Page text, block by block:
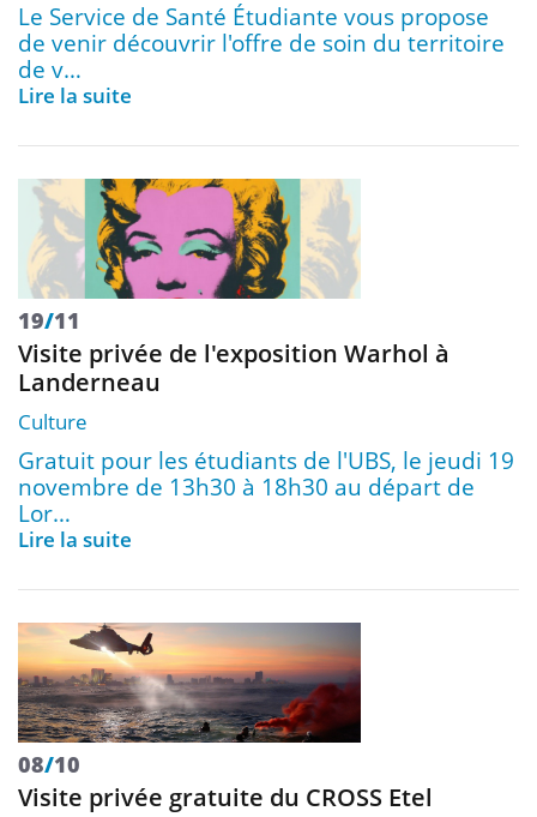
Le Service de Santé Étudiante vous propose
de venir découvrir l'offre de soin du territoire
de v…
Lire la suite
19/11
Visite privée de l'exposition Warhol à
Landerneau
Culture
Gratuit pour les étudiants de l'UBS, le jeudi 19
novembre de 13h30 à 18h30 au départ de
Lor…
Lire la suite
08/10
Visite privée gratuite du CROSS Etel